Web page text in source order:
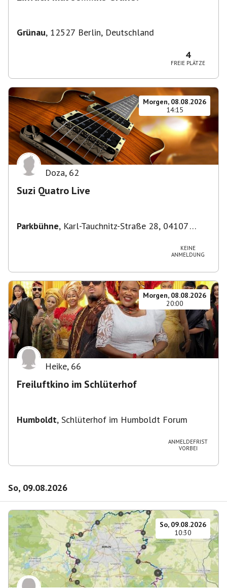
Grünau, 12527 Berlin, Deutschland
4
FREIE PLÄTZE
Morgen, 08.08.2026
14:15
Doza, 62
Suzi Quatro Live
Parkbühne, Karl-Tauchnitz-Straße 28, 04107
KEINE
ANMELDUNG
Morgen, 08.08.2026
20:00
Heike, 66
Freiluftkino im Schlüterhof
Humboldt, Schlüterhof im Humboldt Forum
ANMELDEFRIST
VORBEI
So, 09.08.2026
So, 09.08.2026
10:30